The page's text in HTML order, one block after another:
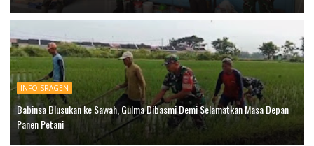
INFO SRAGEN
Babinsa Blusukan ke Sawah, Gulma Dibasmi Demi Selamatkan Masa Depan
Panen Petani